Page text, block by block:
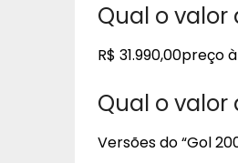
Qual o valor
R$ 31.990,00preço
Qual o valor
Versões do “Gol